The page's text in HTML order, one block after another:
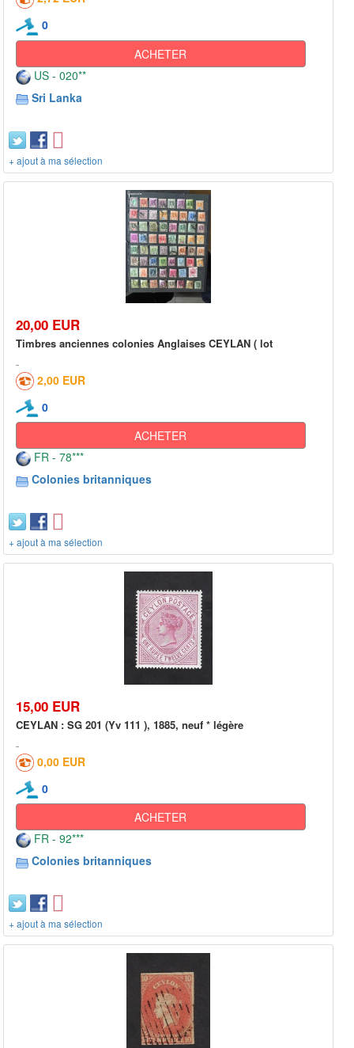
0
ACHETER
US - 020**
Sri Lanka
+ ajout à ma sélection
20,00 EUR
Timbres anciennes colonies Anglaises CEYLAN ( lot
2,00 EUR
0
ACHETER
FR - 78***
Colonies britanniques
+ ajout à ma sélection
15,00 EUR
CEYLAN : SG 201 (Yv 111 ), 1885, neuf * légère
0,00 EUR
0
ACHETER
FR - 92***
Colonies britanniques
+ ajout à ma sélection